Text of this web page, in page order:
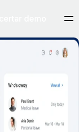
tareas habituales de